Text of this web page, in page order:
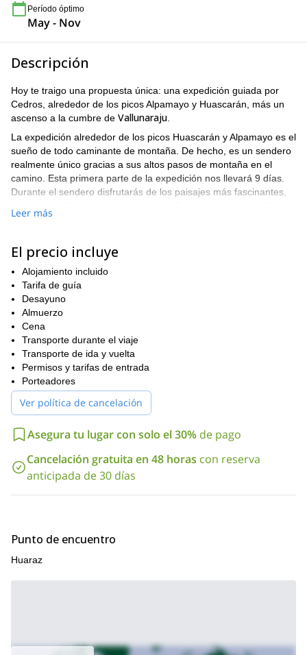
Período óptimo
May - Nov
Descripción
Hoy te traigo una propuesta única: una expedición guiada por
Cedros, alrededor de los picos Alpamayo y Huascarán, más un
ascenso a la cumbre de Vallunaraju
La expedición alrededor de los picos Huascarán y Alpamayo es el
sueño de todo caminante de montaña. De hecho, es un sendero
realmente único gracias a sus altos pasos de montaña en el
camino. Esta primera parte de la expedición nos llevará 9 días.
Durante el sendero disfrutarás de los paisajes más fascinantes,
flora y fauna endémicas.
5686 metros cerca de Huaraz. Podemos conquistar la cumbre en
solo dos días de ascenso moderado. Desde la cumbre verás
otros picos de la Cordillera Blanca, como el
Ranrapalca . Además, desde tal altitud también hay una vista
perfecta de la ciudad de Huaraz y todo el Callejón de Huaylas.
En la parte inferior de esta descripción puedes encontrar más
detalles sobre el itinerario día por día. La mejor temporada para
disfrutar de este programa es
llevar conmigo un máximo de15 invitados
grupo ya abierto que sale en junio. Por el contrario, abriré un
nuevo grupo para ti y tus amigos.
Entonces, para más información sobre tarifas o si quieres
reservar tu lugar, por favor contáctame. ¡Estaré feliz de liderar
esta expedición de trekking y escalada en la Cordillera Blanca!
Leer más
El precio incluye
Alojamiento incluido
Tarifa de guía
Desayuno
Almuerzo
Cena
Transporte durante el viaje
Transporte de ida y vuelta
Permisos y tarifas de entrada
Porteadores
Ver política de cancelación
Asegura tu lugar con solo el 30% de pago
Cancelación gratuita en 48 horas con reserva
anticipada de 30 días
Punto de encuentro
Huaraz